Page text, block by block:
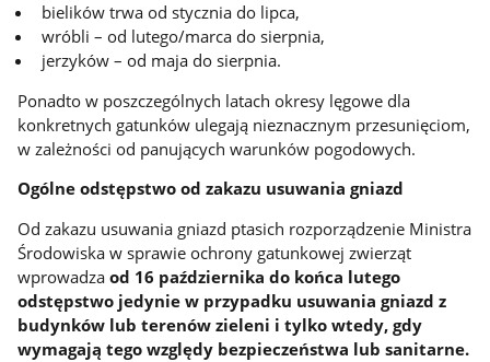
bielików trwa od stycznia do lipca,
wróbli – od lutego/marca do sierpnia,
jerzyków – od maja do sierpnia.
Ponadto w poszczególnych latach okresy lęgowe dla
konkretnych gatunków ulegają nieznacznym przesunięciom,
w zależności od panujących warunków pogodowych.
Ogólne odstępstwo od zakazu usuwania gniazd
Od zakazu usuwania gniazd ptasich rozporządzenie Ministra
Środowiska w sprawie ochrony gatunkowej zwierząt
wprowadzaod 16 października do końca lutego
odstępstwo jedynie w przypadku usuwania gniazd z
budynków lub terenów zieleni i tylko wtedy, gdy
wymagają tego względy bezpieczeństwa lub sanitarne.